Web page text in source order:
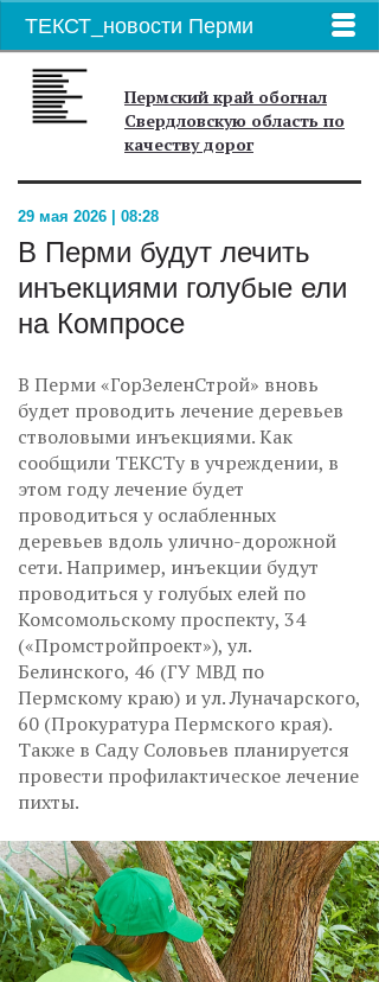
ТЕКСТ_новости Перми
Пермский край обогнал
Свердловскую область по
качеству дорог
29 мая 2026 | 08:28
В Перми будут лечить
инъекциями голубые ели
на Компросе
В Перми «ГорЗеленСтрой» вновь
будет проводить лечение деревьев
стволовыми инъекциями. Как
сообщили ТЕКСТу в учреждении, в
этом году лечение будет
проводиться у ослабленных
деревьев вдоль улично-дорожной
сети. Например, инъекции будут
проводиться у голубых елей по
Комсомольскому проспекту, 34
(«Промстройпроект»), ул.
Белинского, 46 (ГУ МВД по
Пермскому краю) и ул. Луначарского,
60 (Прокуратура Пермского края).
Также в Саду Соловьев планируется
провести профилактическое лечение
пихты.